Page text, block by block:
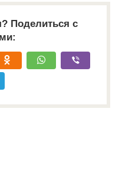
Поделиться с